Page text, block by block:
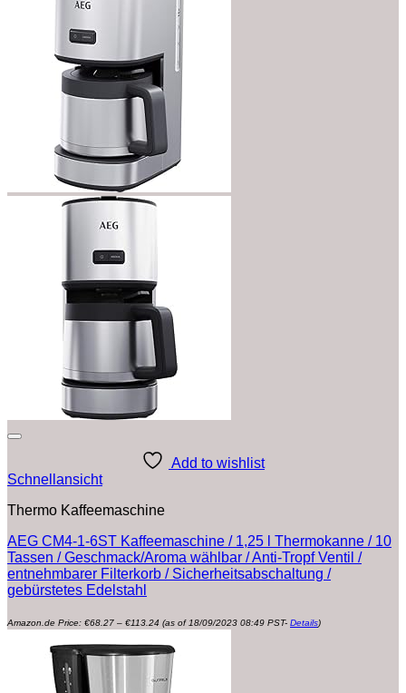
Add to wishlist
Schnellansicht
Thermo Kaffeemaschine
AEG CM4-1-6ST Kaffeemaschine / 1,25 l Thermokanne / 10
Tassen / Geschmack/Aroma wählbar / Anti-Tropf Ventil /
entnehmbarer Filterkorb / Sicherheitsabschaltung /
gebürstetes Edelstahl
Amazon.de Price: €68.27 – €113.24 €68.27
€113.24
(as of 18/09/2023 08:49 PST- Details)